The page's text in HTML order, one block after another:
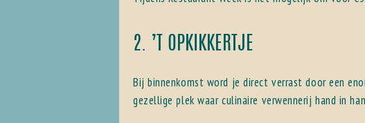
2. ’T OPKIKKERTJE
Bij binnenkomst word je direct verrast door een
gezellige plek waar culinaire verwennerij hand in